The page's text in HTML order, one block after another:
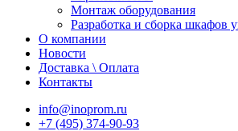
Монтаж оборудования
Разработка и сборка шкафов
О компании
Новости
Доставка \ Оплата
Контакты
info@inoprom.ru
+7 (495) 374-90-93